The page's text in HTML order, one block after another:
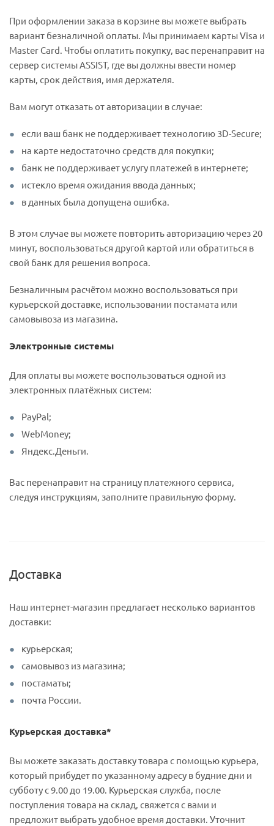
При оформлении заказа в корзине вы можете выбрать
вариант безналичной оплаты. Мы принимаем карты Visa и
Master Card. Чтобы оплатить покупку, вас перенаправит на
сервер системы ASSIST, где вы должны ввести номер
карты, срок действия, имя держателя.
Вам могут отказать от авторизации в случае:
если ваш банк не поддерживает технологию 3D-Secure;
на карте недостаточно средств для покупки;
банк не поддерживает услугу платежей в интернете;
истекло время ожидания ввода данных;
в данных была допущена ошибка.
В этом случае вы можете повторить авторизацию через 20
минут, воспользоваться другой картой или обратиться в
свой банк для решения вопроса.
Безналичным расчётом можно воспользоваться при
курьерской доставке, использовании постамата или
самовывоза из магазина.
Электронные системы
Для оплаты вы можете воспользоваться одной из
электронных платёжных систем:
PayPal;
WebMoney;
Яндекс.Деньги.
Вас перенаправит на страницу платежного сервиса,
следуя инструкциям, заполните правильную форму.
Доставка
Наш интернет-магазин предлагает несколько вариантов
доставки:
курьерская;
самовывоз из магазина;
постаматы;
почта России.
Курьерская доставка*
Вы можете заказать доставку товара с помощью курьера,
который прибудет по указанному адресу в будние дни и
субботу с 9.00 до 19.00. Курьерская служба, после
поступления товара на склад, свяжется с вами и
предложит выбрать удобное время доставки. Уточнит